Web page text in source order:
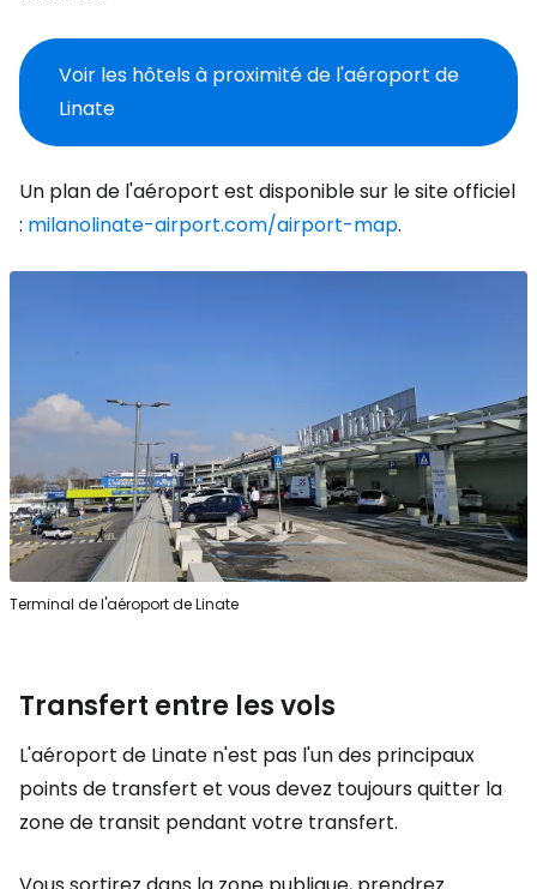
Voir les hôtels à proximité de l'aéroport de
Linate
Un plan de l'aéroport est disponible sur le site officiel
: milanolinate-airport.com/airport-map.
Terminal de l'aéroport de Linate
Transfert entre les vols
L'aéroport de Linate n'est pas l'un des principaux
points de transfert et vous devez toujours quitter la
zone de transit pendant votre transfert.